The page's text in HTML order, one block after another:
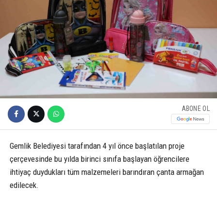
ABONE OL
Gemlik Belediyesi tarafından 4 yıl önce başlatılan proje
çerçevesinde bu yılda birinci sınıfa başlayan öğrencilere
ihtiyaç duydukları tüm malzemeleri barındıran çanta armağan
edilecek.